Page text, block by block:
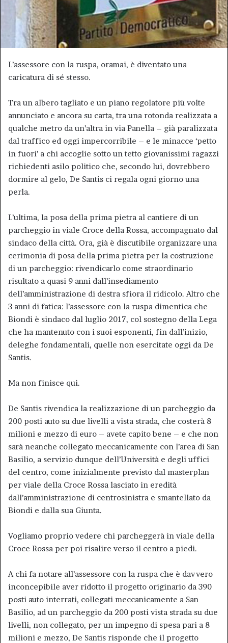
L’assessore con la ruspa, oramai, è diventato una
caricatura di sé stesso.
Tra un albero tagliato e un piano regolatore più volte
annunciato e ancora su carta, tra una rotonda realizzata a
qualche metro da un’altra in via Panella – già paralizzata
dal traffico ed oggi impercorribile – e le minacce ‘petto
in fuori’ a chi accoglie sotto un tetto giovanissimi ragazzi
richiedenti asilo politico che, secondo lui, dovrebbero
dormire al gelo, De Santis ci regala ogni giorno una
perla.
L’ultima, la posa della prima pietra al cantiere di un
parcheggio in viale Croce della Rossa, accompagnato dal
sindaco della città. Ora, già è discutibile organizzare una
cerimonia di posa della prima pietra per la costruzione
di un parcheggio: rivendicarlo come straordinario
risultato a quasi 9 anni dall’insediamento
dell’amministrazione di destra sfiora il ridicolo. Altro che
3 anni di fatica: l’assessore con la ruspa dimentica che
Biondi è sindaco dal luglio 2017, col sostegno della Lega
che ha mantenuto con i suoi esponenti, fin dall’inizio,
deleghe fondamentali, quelle non esercitate oggi da De
Santis.
Ma non finisce qui.
De Santis rivendica la realizzazione di un parcheggio da
200 posti auto su due livelli a vista strada, che costerà 8
milioni e mezzo di euro – avete capito bene – e che non
sarà neanche collegato meccanicamente con l’area di San
Basilio, a servizio dunque dell’Università e degli uffici
del centro, come inizialmente previsto dal masterplan
per viale della Croce Rossa lasciato in eredità
dall’amministrazione di centrosinistra e smantellato da
Biondi e dalla sua Giunta.
Vogliamo proprio vedere chi parcheggerà in viale della
Croce Rossa per poi risalire verso il centro a piedi.
A chi fa notare all’assessore con la ruspa che è davvero
inconcepibile aver ridotto il progetto originario da 390
posti auto interrati, collegati meccanicamente a San
Basilio, ad un parcheggio da 200 posti vista strada su due
livelli, non collegato, per un impegno di spesa pari a 8
milioni e mezzo, De Santis risponde che il progetto